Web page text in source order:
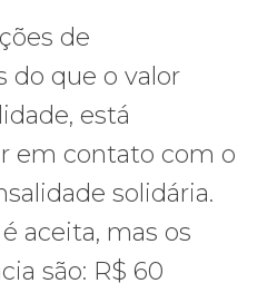
de
do que o valor
está
em contato com o
solidária.
aceita, mas os
são: R$ 60